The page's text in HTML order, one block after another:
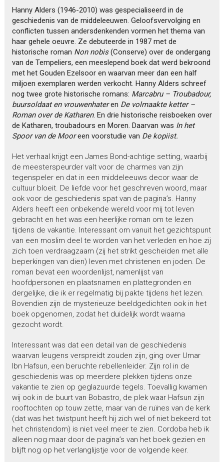
Hanny Alders (1946-2010) was gespecialiseerd in de
geschiedenis van de middeleeuwen. Geloofsvervolging en
conflicten tussen andersdenkenden vormen het thema van
haar gehele oeuvre. Ze debuteerde in 1987 met de
historische roman Non nobis(Conserve) over de ondergang
van de Tempeliers, een meeslepend boek dat werd bekroond
met het Gouden Ezelsoor en waarvan meer dan een half
miljoen exemplaren werden verkocht. Hanny Alders schreef
nog twee grote historische romans: Marcabru – Troubadour,
buursoldaat en vrouwenhateren De volmaakte ketter –
Roman over de Katharen. En drie historische reisboeken over
de Katharen, troubadours en Moren. Daarvan was In het
Spoor van de Mooreen voorstudie van De kopiist.
Het verhaal krijgt een James Bond-achtige setting, waarbij
de meesterspeurder valt voor de charmes van zijn
tegenspeler en dat in een middeleeuws decor waar de
cultuur bloeit. De liefde voor het geschreven woord, maar
ook voor de geschiedenis spat van de pagina’s. Hanny
Alders heeft een onbekende wereld voor mij tot leven
gebracht en het was een heerlijke roman om te lezen
tijdens de vakantie. Interessant om vanuit het gezichtspunt
van een moslim deel te worden van het verleden en hoe zij
zich toen verdraagzaam (zij het strikt gescheiden met alle
beperkingen van dien) leven met christenen en joden. De
roman bevat een woordenlijst, namenlijst van
hoofdpersonen en plaatsnamen en plattegronden en
dergelijke, die ik er regelmatig bij pakte tijdens het lezen.
Bovendien zijn de mysterieuze beeldgedichten ook in het
boek opgenomen, zodat het duidelijk wordt waarna
gezocht wordt.
Interessant was dat een detail van de geschiedenis
waarvan leugens verspreidt zouden zijn, ging over Umar
Ibn Hafsun, een beruchte rebellenleider. Zijn rol in de
geschiedenis was op meerdere plekken tijdens onze
vakantie te zien op geglazuurde tegels. Toevallig kwamen
wij ook in de buurt van Bobastro, de plek waar Hafsun zijn
rooftochten op touw zette, maar van de ruïnes van de kerk
(dat was het twistpunt heeft hij zich wel of niet bekeerd tot
het christendom) is niet veel meer te zien. Cordoba heb ik
alleen nog maar door de pagina’s van het boek gezien en
blijft nog op het verlanglijstje voor de volgende keer.